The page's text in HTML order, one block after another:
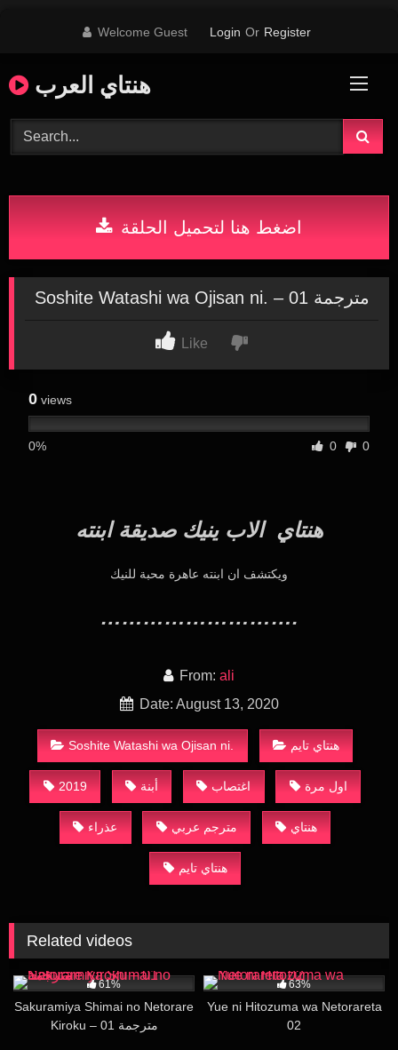
Welcome Guest Login Or Register
هنتاي العرب
اضغط هنا لتحميل الحلقة
Soshite Watashi wa Ojisan ni. – 01 مترجمة
Like
0 views
0% 0 0
هنتاي الاب ينيك صديقة ابنته
ويكتشف ان ابنته عاهرة محبة للنيك
……………………….
From: ali
Date: August 13, 2020
Soshite Watashi wa Ojisan ni. هنتاي تايم
2019 أبنة اغتصاب اول مرة
عذراء مترجم عربي هنتاي
هنتاي تايم
Related videos
61%
Sakuramiya Shimai no Netorare
Kiroku – 01 مترجمة
63%
Yue ni Hitozuma wa Netorareta
02